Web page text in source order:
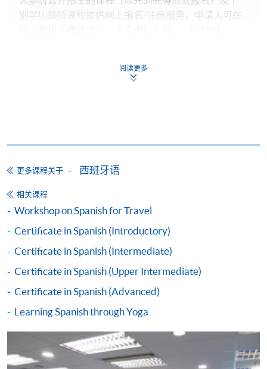
别学历颁授课程提供网上报名/注册服务，申请人可在
员亦可以微信支付（Online WeChat Pay）、支付宝
如报读课程将在五个工作天内开课，为免邮递延误报
名程序，建议申请人亲身到学院报名中心报名，并避
免使用支票付款。
除由学院裁定的特殊情况（例如课程因报名人数不足
而取消）之外，一切已缴费用概不退还。如获学院批
准退还款项，以现金、易办事、微信支付、支付宝、
以支票退款；以信用卡缴交之款项，退款将直接退还
到支付款项时使用的信用卡户口。
除本学院网页所列明的学费外，个别课程或有其他额
外收费，详情请联络有关学科职员。
学费及学额不得转让他人。一经取录，学员不得转读
阅读更多
更多课程关于 西班牙语
相关课程
Workshop on Spanish for Travel
Certificate in Spanish (Introductory)
Certificate in Spanish (Intermediate)
Certificate in Spanish (Upper Intermediate)
Certificate in Spanish (Advanced)
Learning Spanish through Yoga